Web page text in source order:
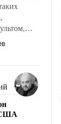
и
под
на себя
и
США